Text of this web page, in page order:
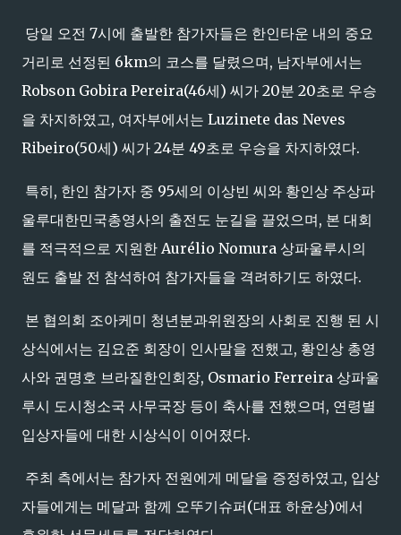
당일 오전 7시에 출발한 참가자들은 한인타운 내의 중요
거리로 선정된 6km의 코스를 달렸으며, 남자부에서는
Robson Gobira Pereira(46세) 씨가 20분 20초로 우승
을 차지하였고, 여자부에서는 Luzinete das Neves
Ribeiro(50세) 씨가 24분 49초로 우승을 차지하였다.
특히, 한인 참가자 중 95세의 이상빈 씨와 황인상 주상파
울루대한민국총영사의 출전도 눈길을 끌었으며, 본 대회
를 적극적으로 지원한 Aurélio Nomura 상파울루시의
원도 출발 전 참석하여 참가자들을 격려하기도 하였다.
본 협의회 조아케미 청년분과위원장의 사회로 진행 된 시
상식에서는 김요준 회장이 인사말을 전했고, 황인상 총영
사와 권명호 브라질한인회장, Osmario Ferreira 상파울
루시 도시청소국 사무국장 등이 축사를 전했으며, 연령별
입상자들에 대한 시상식이 이어졌다.
주최 측에서는 참가자 전원에게 메달을 증정하였고, 입상
자들에게는 메달과 함께 오뚜기슈퍼(대표 하윤상)에서